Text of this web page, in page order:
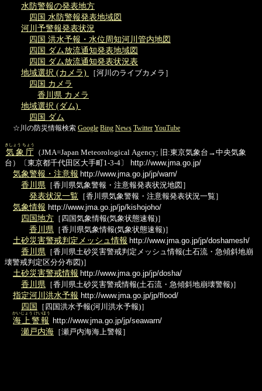
水防警報の発表地方
四国 水防警報発表地域図
河川予警報発表状況
四国 洪水予報・水位周知河川管内地図
四国 ダム放流通知発表地域図
四国 ダム放流通知発表状況表
地域選択 (カメラ)
［河川のライブカメラ］
四国 カメラ
香川県 カメラ
地域選択 (ダム)
四国 ダム
☆川の防災情報検索 Google Bing News Twitter YouTube
気象庁
きしょう ちょう
（JMA=Japan Meteorological Agency; 旧:東京気象台→中央気象
台）〔東京都千代田区大手町1-3-4〕
http://www.jma.go.jp/
気象警報・注意報 http://www.jma.go.jp/jp/warn/
香川県 ［香川県気象警報・注意報発表状況地図］
発表状況一覧 ［香川県気象警報・注意報発表状況一覧］
気象情報 http://www.jma.go.jp/jp/kishojoho/
四国地方 ［四国気象情報(気象状態速報)］
香川県 ［香川県気象情報(気象状態速報)］
土砂災害警戒判定メッシュ情報 http://www.jma.go.jp/jp/doshamesh/
香川県 ［香川県土砂災害警戒判定メッシュ情報(土石流・急傾斜地崩
壊警戒判定区分分布図)］
土砂災害警戒情報 http://www.jma.go.jp/jp/dosha/
香川県 ［香川県土砂災害警戒情報(土石流・急傾斜地崩壊警報)］
指定河川洪水予報 http://www.jma.go.jp/jp/flood/
四国 ［四国洪水予報(河川洪水予報)］
海上警報
かいじょう けいほう
http://www.jma.go.jp/jp/seawarn/
瀬戸内海 ［瀬戸内海海上警報］